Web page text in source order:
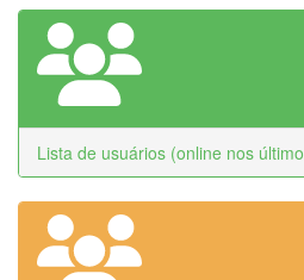
Lista de usuários (online nos